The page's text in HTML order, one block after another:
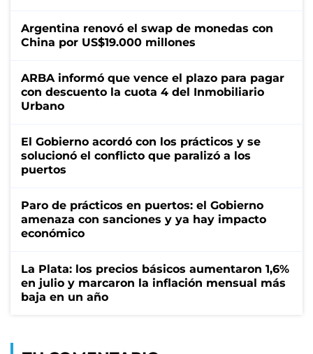
Argentina renovó el swap de monedas con
China por US$19.000 millones
ARBA informó que vence el plazo para pagar
con descuento la cuota 4 del Inmobiliario
Urbano
El Gobierno acordó con los prácticos y se
solucionó el conflicto que paralizó a los
puertos
Paro de prácticos en puertos: el Gobierno
amenaza con sanciones y ya hay impacto
económico
La Plata: los precios básicos aumentaron 1,6%
en julio y marcaron la inflación mensual más
baja en un año